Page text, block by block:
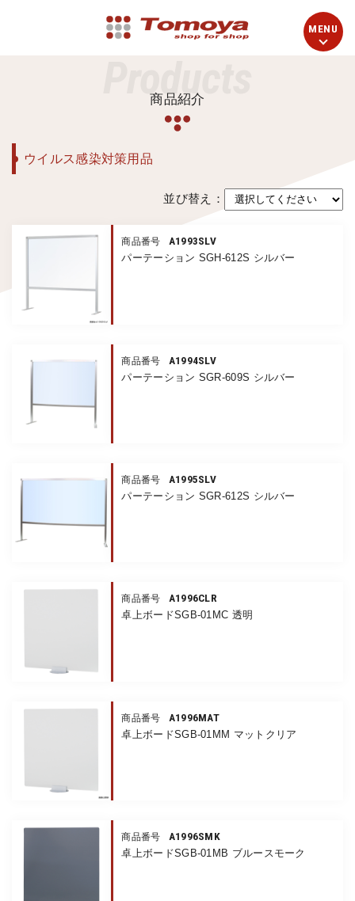
Products
商品紹介
ウイルス感染対策用品
並び替え：
商品番号 A1993SLV
パーテーション SGH-612S シルバー
商品番号 A1994SLV
パーテーション SGR-609S シルバー
商品番号 A1995SLV
パーテーション SGR-612S シルバー
商品番号 A1996CLR
卓上ボードSGB-01MC 透明
商品番号 A1996MAT
卓上ボードSGB-01MM マットクリア
商品番号 A1996SMK
卓上ボードSGB-01MB ブルースモーク